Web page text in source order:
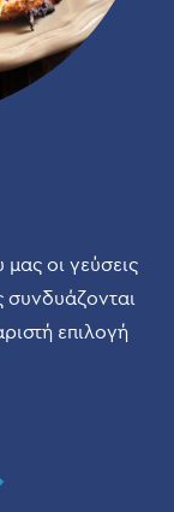
οι γεύσεις
συνδυάζονται
επιλογή